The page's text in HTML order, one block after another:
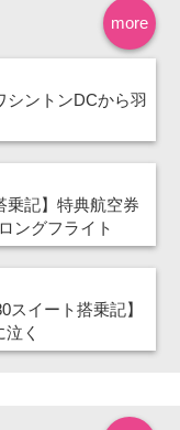
more
シントンDCから羽
乗記】特典航空券
ングフライト
スイート搭乗記】
く